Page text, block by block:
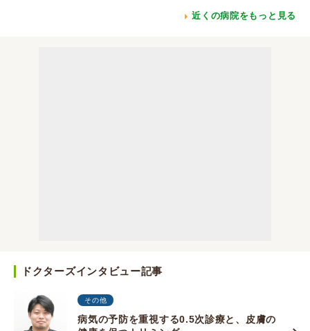
近くの病院をもっと見る
ドクターズインタビュー記事
その他
病気の予防を重視する0.5次診療と、皮膚の